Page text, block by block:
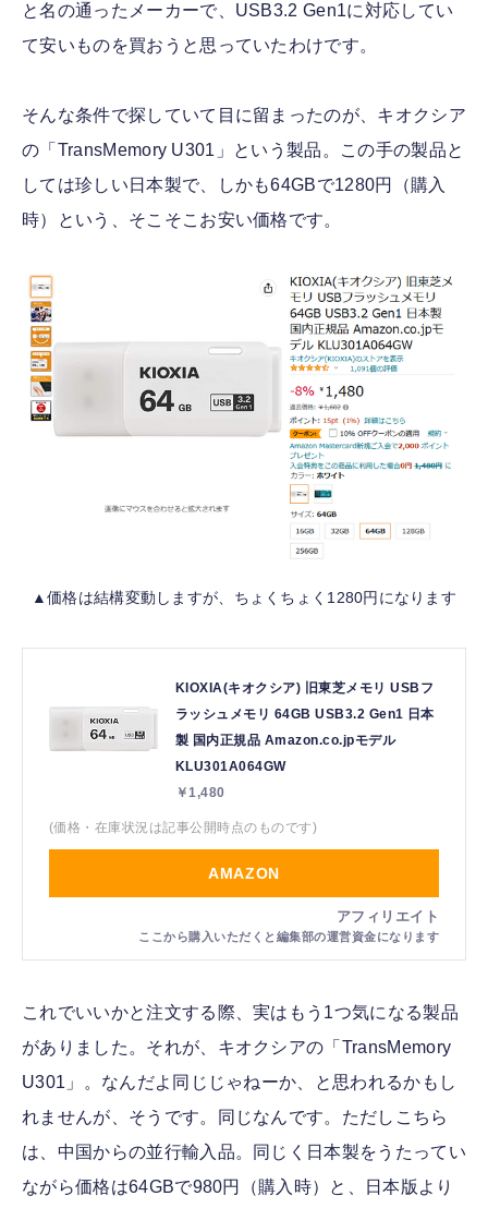
と名の通ったメーカーで、USB3.2 Gen1に対応してい
て安いものを買おうと思っていたわけです。
そんな条件で探していて目に留まったのが、キオクシア
の「TransMemory U301」という製品。この手の製品と
しては珍しい日本製で、しかも64GBで1280円（購入
時）という、そこそこお安い価格です。
▲価格は結構変動しますが、ちょくちょく1280円になります
KIOXIA(キオクシア) 旧東芝メモリ USBフ
ラッシュメモリ 64GB USB3.2 Gen1 日本
製 国内正規品 Amazon.co.jpモデル
KLU301A064GW
￥1,480
(価格・在庫状況は記事公開時点のものです)
AMAZON
これでいいかと注文する際、実はもう1つ気になる製品
がありました。それが、キオクシアの「TransMemory
U301」。なんだよ同じじゃねーか、と思われるかもし
れませんが、そうです。同じなんです。ただしこちら
は、中国からの並行輸入品。同じく日本製をうたってい
ながら価格は64GBで980円（購入時）と、日本版より